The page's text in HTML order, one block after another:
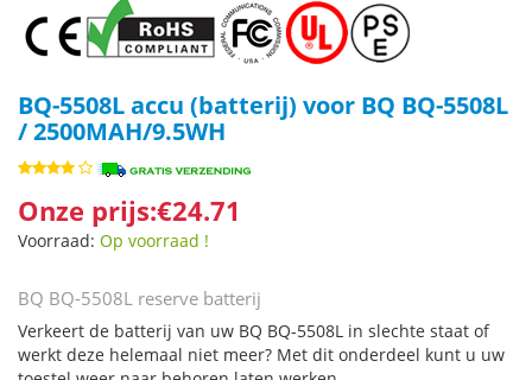
BQ-5508L accu (batterij) voor BQ BQ-5508L
/ 2500MAH/9.5WH
Onze prijs:€24.71
Voorraad: Op voorraad !
BQ BQ-5508L reserve batterij
Verkeert de batterij van uw BQ BQ-5508L in slechte staat of
werkt deze helemaal niet meer? Met dit onderdeel kunt u uw